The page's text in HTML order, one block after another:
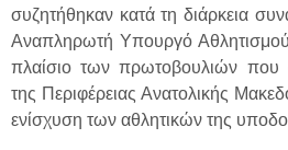
συζητήθηκαν κατά τη διάρκεια
Αναπληρωτή Υπουργό
πλαίσιο των πρωτοβουλιών που
της Περιφέρειας Ανατολικής
ενίσχυση των αθλητικών της